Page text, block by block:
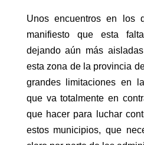
Unos encuentros en los
manifiesto que esta
dejando aún más
esta zona de la provincia
grandes limitaciones en
que va totalmente en
que hacer para luchar
estos municipios, que